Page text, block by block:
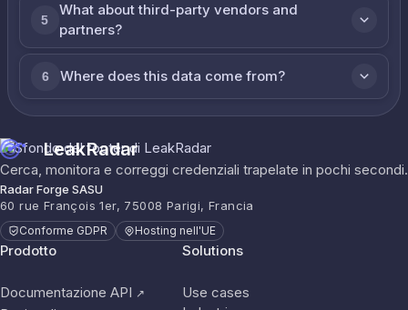
5
What about third-party vendors and
partners?
6 Where does this data come from?
LeakRadar
Cerca, monitora e correggi credenziali trapelate in pochi secondi.
Radar Forge SASU
60 rue François 1er, 75008 Parigi, Francia
Conforme GDPR Hosting nell'UE
Prodotto
Documentazione API ↗
Solutions
Use cases